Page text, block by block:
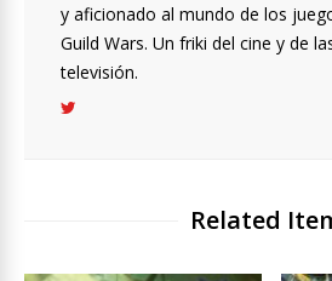
y aficionado al mundo de los
Guild Wars. Un friki del cine y de
televisión.
Related